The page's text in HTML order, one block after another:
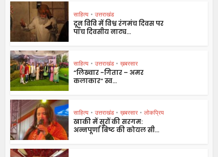
साहित्य • उत्तराखंड
दून विवि में विश्व रंगमंच दिवस पर
पाँच दिवसीय नाट्य...
साहित्य • उत्तराखंड • ख़बरसार
“लिख्वार -गितार – अमर
कलाकार” स्व...
साहित्य • उत्तराखंड • ख़बरसार • लोकप्रिय
खाकी में सुरों की सरगम:
अन्नपूर्णा बिष्ट की कोयल सी...